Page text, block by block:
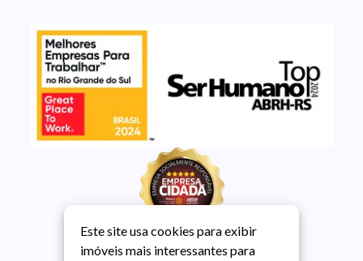
Este site usa cookies para exibir
imóveis mais interessantes para